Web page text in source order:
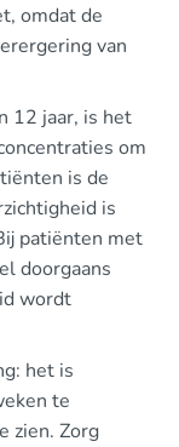
omdat de
van
12 jaar, is het
om
is de
is
patiënten met
doorgaans
wordt
het is
te
zien. Zorg